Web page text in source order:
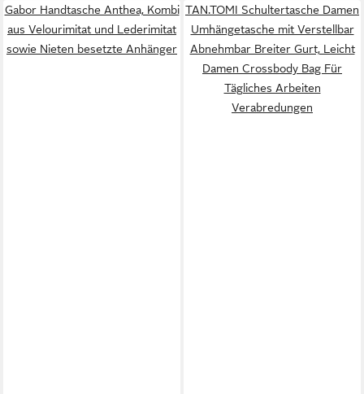
Gabor Handtasche Anthea, Kombi
aus Velourimitat und Lederimitat
sowie Nieten besetzte Anhänger
TAN.TOMI Schultertasche Damen
Umhängetasche mit Verstellbar
Abnehmbar Breiter Gurt, Leicht
Damen Crossbody Bag Für
Tägliches Arbeiten
Verabredungen